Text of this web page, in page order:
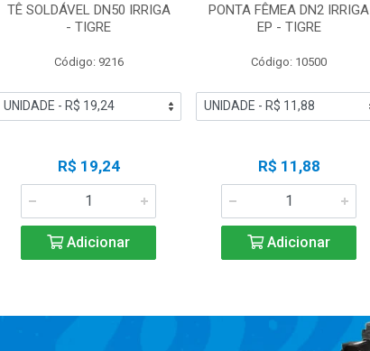
TÊ SOLDÁVEL DN50 IRRIGA
- TIGRE
Código: 9216
R$ 19,24
Adicionar
PONTA FÊMEA DN2 IRRIGA
EP - TIGRE
Código: 10500
R$ 11,88
Adicionar